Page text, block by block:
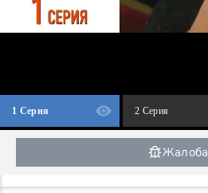
1 Серия 2 Серия
Жалоба